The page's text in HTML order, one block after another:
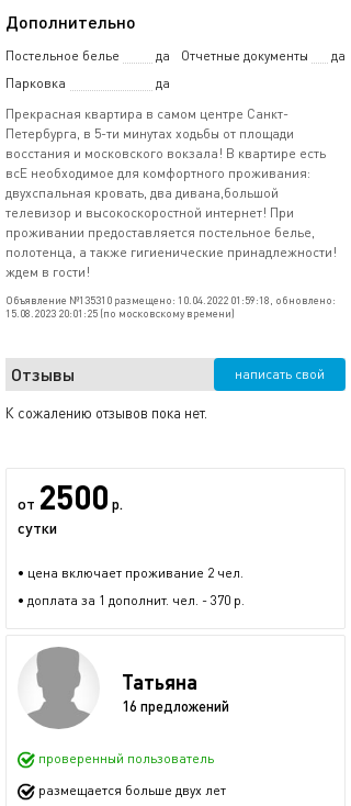
Дополнительно
Постельное белье да Отчетные документы
да
Парковка
да
Прекрасная квартира в самом центре Санкт-
Петербурга, в 5-ти минутах ходьбы от площади
восстания и московского вокзала! В квартире есть
всЕ необходимое для комфортного проживания:
двухспальная кровать, два дивана,большой
телевизор и высокоскоростной интернет! При
проживании предоставляется постельное белье,
полотенца, а также гигиенические принадлежности!
ждем в гости!
Объявление №135310 размещено: 10.04.2022 01:59:18, обновлено:
15.08.2023 20:01:25 (по московскому времени)
Отзывы написать свой
К сожалению отзывов пока нет.
от 2500 р.
сутки
• цена включает проживание 2 чел.
• доплата за 1 дополнит. чел. - 370 р.
Татьяна
16 предложений
проверенный пользователь
размещается больше двух лет